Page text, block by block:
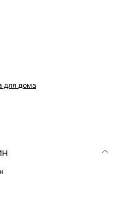
для дома
серый и белый
модели соответствует
и возврата